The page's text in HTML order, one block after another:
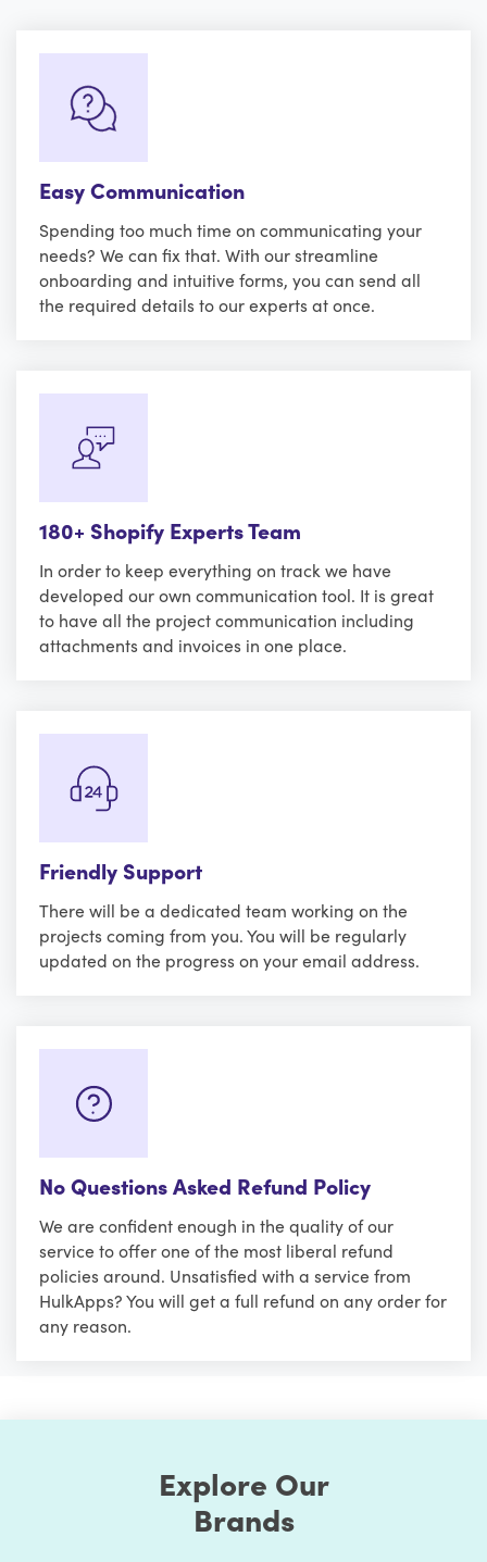
Easy Communication
Spending too much time on communicating your
needs? We can fix that. With our streamline
onboarding and intuitive forms, you can send all
the required details to our experts at once.
180+ Shopify Experts Team
In order to keep everything on track we have
developed our own communication tool. It is great
to have all the project communication including
attachments and invoices in one place.
Friendly Support
There will be a dedicated team working on the
projects coming from you. You will be regularly
updated on the progress on your email address.
No Questions Asked Refund Policy
We are confident enough in the quality of our
service to offer one of the most liberal refund
policies around. Unsatisfied with a service from
HulkApps? You will get a full refund on any order for
any reason.
Explore Our
Brands